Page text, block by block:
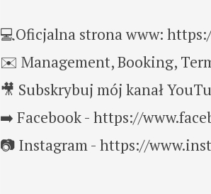
💻Oficjalna strona www:
✉️ Management, Booking,
🎥 Subskrybuj mój kanał
➡️ Facebook - https://
📷 Instagram - https://